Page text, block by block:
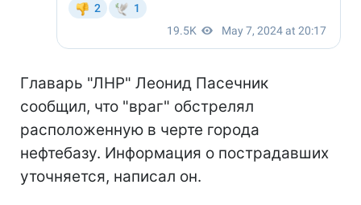
Главарь "ЛНР" Леонид Пасечник
сообщил, что "враг" обстрелял
расположенную в черте города
нефтебазу. Информация о пострадавших
уточняется, написал он.